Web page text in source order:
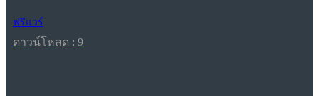
ฟรีแวร์
ดาวน์โหลด : 9